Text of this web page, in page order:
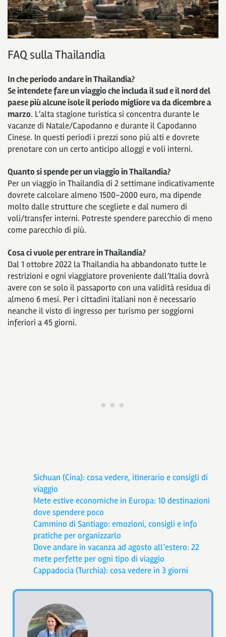
FAQ sulla Thailandia
In che periodo andare in Thailandia?
Se intendete fare un viaggio che includa il sud e il nord del
paese più alcune isole il periodo migliore va da dicembre a
marzo. L’alta stagione turistica si concentra durante le
vacanze di Natale/Capodanno e durante il Capodanno
Cinese. In questi periodi i prezzi sono più alti e dovrete
prenotare con un certo anticipo alloggi e voli interni.
Quanto si spende per un viaggio in Thailandia?
Per un viaggio in Thailandia di 2 settimane indicativamente
dovrete calcolare almeno 1500-2000 euro, ma dipende
molto dalle strutture che scegliete e dal numero di
voli/transfer interni. Potreste spendere parecchio di meno
come parecchio di più.
Cosa ci vuole per entrare in Thailandia?
Dal 1 ottobre 2022 la Thailandia ha abbandonato tutte le
restrizioni e ogni viaggiatore proveniente dall’Italia dovrà
avere con se solo il passaporto con una validità residua di
almeno 6 mesi. Per i cittadini italiani non è necessario
neanche il visto di ingresso per turismo per soggiorni
inferiori a 45 giorni.
Sichuan (Cina): cosa vedere, itinerario e consigli di
viaggio
Mete estive economiche in Europa: 10 destinazioni
dove spendere poco
Cammino di Santiago: emozioni, consigli e info
pratiche per organizzarlo
Dove andare in vacanza ad agosto all’estero: 22
mete perfette per ogni tipo di viaggio
Cappadocia (Turchia): cosa vedere in 3 giorni